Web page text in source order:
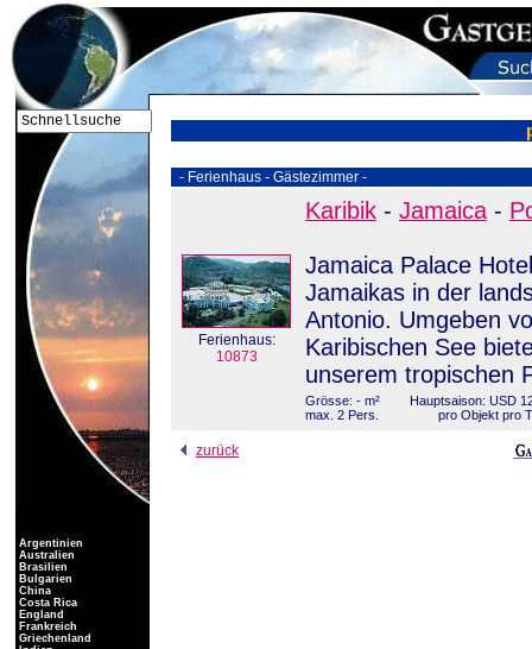
- Ferienhaus - Gästezimmer -
Ferienhaus:
10873
Karibik - Jamaica -
Jamaica Palace
Jamaikas in der
Antonio. Umgeben
Karibischen See
unserem tropischen
Grösse: - m²
max. 2 Pers.
Hauptsaison: USD
pro Objekt pro
zurück
Argentinien
Australien
Brasilien
Bulgarien
China
Costa Rica
England
Frankreich
Griechenland